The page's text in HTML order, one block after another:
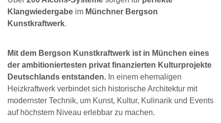
Klangwiedergabe im Münchner Bergson
Kunstkraftwerk.
Mit dem Bergson Kunstkraftwerk ist in München eines
der ambitioniertesten privat finanzierten Kulturprojekte
Deutschlands entstanden. In einem ehemaligen
Heizkraftwerk verbindet sich historische Architektur mit
modernster Technik, um Kunst, Kultur, Kulinarik und Events
auf höchstem Niveau erlebbar zu machen.